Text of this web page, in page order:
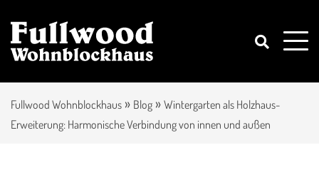
Fullwood Wohnblockhaus » Blog » Wintergarten als Holzhaus-
Erweiterung: Harmonische Verbindung von innen und außen